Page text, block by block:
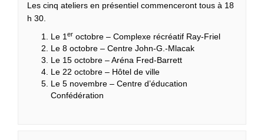
Les cinq ateliers en présentiel commenceront tous à 18
h 30.
Le 1 er octobre – Complexe récréatif Ray-Friel
Le 8 octobre – Centre John-G.-Mlacak
Le 15 octobre – Aréna Fred-Barrett
Le 22 octobre – Hôtel de ville
Le 5 novembre – Centre d’éducation
Confédération